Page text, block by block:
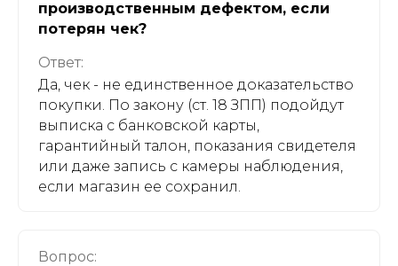
производственным дефектом, если
потерян чек?
Ответ:
Да, чек - не единственное доказательство
покупки. По закону (ст. 18 ЗПП) подойдут
выписка с банковской карты,
гарантийный талон, показания свидетеля
или даже запись с камеры наблюдения,
если магазин ее сохранил.
Вопрос:
Внедрение X24:ERP
Индивидуальная
разработка Интеграция
Тех. поддержка
Обучение сотрудников